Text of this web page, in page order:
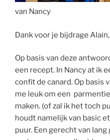
van Nancy
Dank voor je bijdrage
Op basis van deze
een recept. In Nancy at ik
confit de canard. Op basis
me leuk om een
maken. (of zal ik het toch
houdt namelijk van basic
puur. Een gerecht van